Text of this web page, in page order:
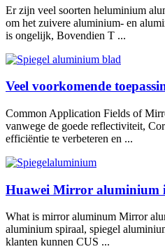
Er zijn veel soorten heluminium
om het zuivere aluminium- en
is ongelijk, Bovendien T ...
Veel voorkomende
Common Application Fields of
vanwege de goede reflectiviteit,
efficiëntie te verbeteren en ...
Huawei Mirror aluminium
What is mirror aluminum Mirror
aluminium spiraal, spiegel
klanten kunnen CUS ...